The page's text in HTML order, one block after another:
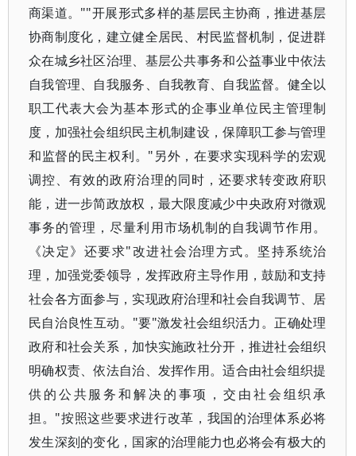
商渠道。""开展形式多样的基层民主协商，推进基层
协商制度化，建立健全居民、村民监督机制，促进群
众在城乡社区治理、基层公共事务和公益事业中依法
自我管理、自我服务、自我教育、自我监督。健全以
职工代表大会为基本形式的企事业单位民主管理制
度，加强社会组织民主机制建设，保障职工参与管理
和监督的民主权利。"另外，在要求实现科学的宏观
调控、有效的政府治理的同时，还要求转变政府职
能，进一步简政放权，最大限度减少中央政府对微观
事务的管理，尽量利用市场机制的自我调节作用。
《决定》还要求"改进社会治理方式。坚持系统治
理，加强党委领导，发挥政府主导作用，鼓励和支持
社会各方面参与，实现政府治理和社会自我调节、居
民自治良性互动。"要"激发社会组织活力。正确处理
政府和社会关系，加快实施政社分开，推进社会组织
明确权责、依法自治、发挥作用。适合由社会组织提
供的公共服务和解决的事项，交由社会组织承
担。"按照这些要求进行改革，我国的治理体系必将
发生深刻的变化，国家的治理能力也必将会有极大的